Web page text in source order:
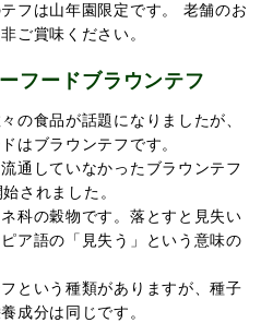
フは山年園限定です。 老舗のお
ご賞味ください。
フードブラウンテフ
の食品が話題になりましたが、
はブラウンテフです。
通していなかったブラウンテフ
されました。
科の穀物です。落とすと見失い
ア語の「見失う」という意味の
という種類がありますが、種子
成分は同じです。